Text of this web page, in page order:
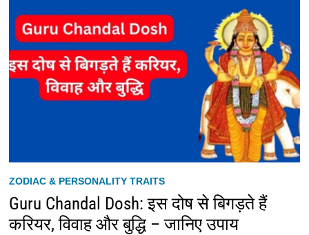
ZODIAC & PERSONALITY TRAITS
Guru Chandal Dosh: इस दोष से बिगड़ते हैं
करियर, विवाह और बुद्धि – जानिए उपाय